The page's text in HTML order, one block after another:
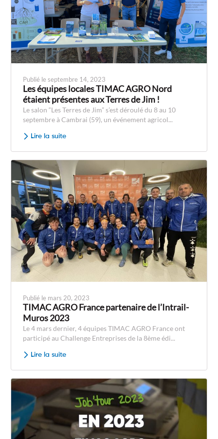
Publié le septembre 14, 2023
Les équipes locales TIMAC AGRO Nord
étaient présentes aux Terres de Jim !
Le salon “Les Terres de Jim” s’est déroulé du 8 au 10
septembre à Cambrai (59), un événement agricol...
Lire la suite
Publié le mars 20, 2023
TIMAC AGRO France partenaire de l’Intrail-
Muros 2023
Le 4 mars dernier, 4 équipes TIMAC AGRO France ont
participé au Challenge Entreprises de la 8ème édi...
Lire la suite